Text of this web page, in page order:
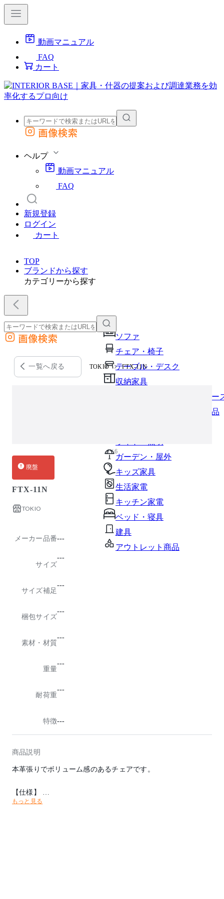
動画マニュアル
FAQ
カート
外部サイトの商品をカートに追加
画像検索
ヘルプ
動画マニュアル
FAQ
新規登録
ログイン
カート
TOP
ブランドから探す
カテゴリーから探す
ソファ
チェア・椅子
テーブル・デスク
収納家具
パーソナルブース・集中ブー
オフィスアクセサリー・備品
ガーデン・屋外
キッズ家具
生活家電
キッチン家電
ベッド・寝具
建具
アウトレット商品
外部サイトの商品をカートに追加
他のサイトで見つけた商品ページのURLを貼り付けて、カートに追加できます
画像検索
一覧へ戻る TOKIO FTX-11N
1 / 6
廃盤
FTX-11N
TOKIO
メーカー品番---
サイズ
---
サイズ補足
---
梱包サイズ
---
素材・材質
---
重量
---
耐荷重
---
特徴---
商品説明
本革張りでボリューム感のあるチェアです。
【仕様】
■ロッキング機能 (多段階位置停止可能)：
もっと見る